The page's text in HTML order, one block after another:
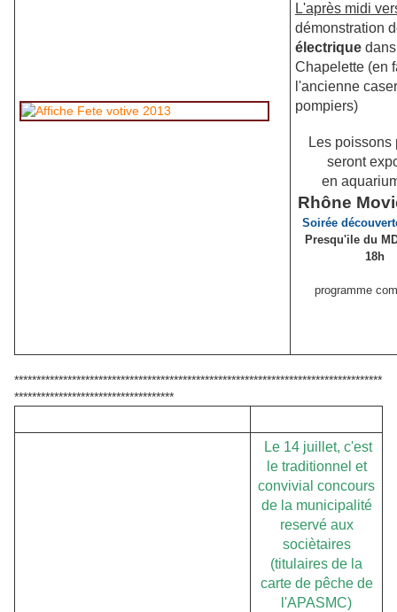
L'après midi
démonstration
électrique
Chapelette (en
l'ancienne
pompiers)
Les poissons
seront
en
Rhône
Soirée
Presqu'ile du
18h
programme
***********************************************************************************
************************************
Le 14 juillet, c'est
le traditionnel et
convivial concours
de la municipalité
reservé aux
sociètaires
(titulaires de la
carte de pêche de
l'APASMC)